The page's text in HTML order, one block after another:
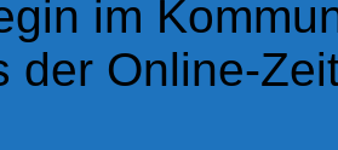
im
der Online-